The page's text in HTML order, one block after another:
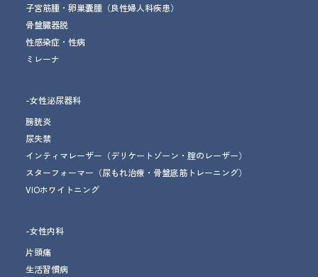
子宮筋腫・卵巣嚢腫（良性婦人科疾患）
骨盤臓器脱
性感染症・性病
ミレーナ
-女性泌尿器科
膀胱炎
尿失禁
インティマレーザー （デリケートゾーン・腟のレーザー）
スターフォーマー （尿もれ治療 ・骨盤底筋トレーニング）
VIOホワイトニング
-女性内科
片頭痛
生活習慣病